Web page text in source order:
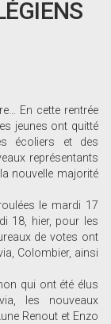
En cette rentrée
jeunes ont quitté
écoliers et des
représentants
nouvelle majorité
le mardi 17
18, hier, pour les
de votes ont
Colombier, ainsi
qui ont été élus
les nouveaux
Renout et Enzo